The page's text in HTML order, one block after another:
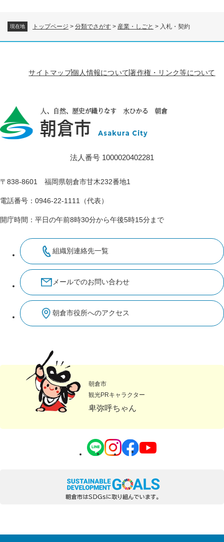
現在地 トップページ > 分類でさがす > 産業・しごと > 入札・契約
サイトマップ個人情報について著作権・リンク等について
法人番号 1000020402281
〒838-8601 福岡県朝倉市甘木232番地1
電話番号：0946-22-1111（代表）
開庁時間：平日の午前8時30分から午後5時15分まで
組織別連絡先一覧
メールでのお問い合わせ
朝倉市役所へのアクセス
朝倉市
観光PRキャラクター
卑弥呼ちゃん